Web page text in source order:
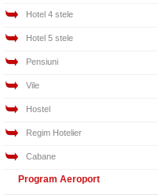
Hotel 4 stele
Hotel 5 stele
Pensiuni
Vile
Hostel
Regim Hotelier
Cabane
Program Aeroport